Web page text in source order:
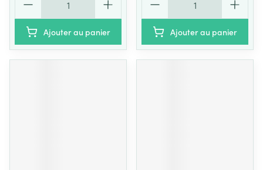
Ajouter au panier Ajouter au panier